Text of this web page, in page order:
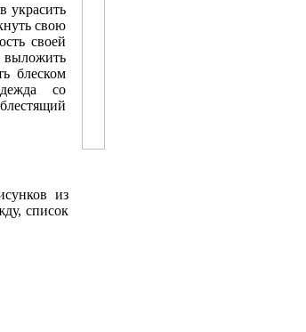
украсить
свою
своей
блеском
со
из
список